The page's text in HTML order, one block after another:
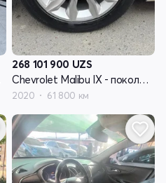
268 101 900 UZS
Chevrolet Malibu IX - поколение рестайлинг
2020 61 800 км